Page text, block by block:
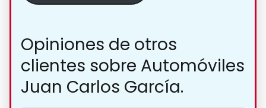
Opiniones de otros
clientes sobre Automóviles
Juan Carlos García.